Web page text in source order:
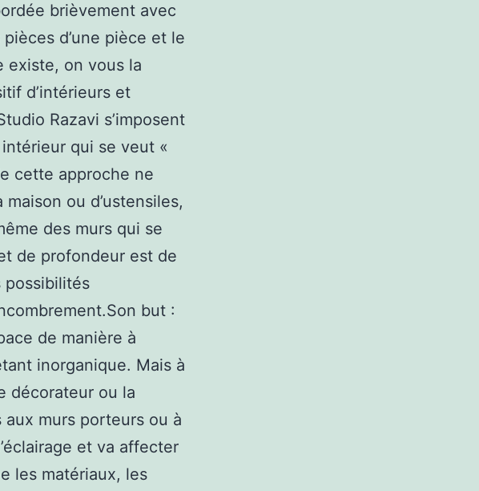
brièvement avec
d’une pièce et le
existe, on vous la
d’intérieurs et
Razavi s’imposent
intérieur qui se veut «
cette approche ne
ou d’ustensiles,
des murs qui se
de profondeur est de
but :
de manière à
inorganique. Mais à
décorateur ou la
aux murs porteurs ou à
et va affecter
les matériaux, les